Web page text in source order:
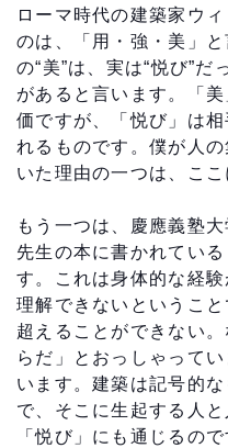
ローマ時代の建築家ウ
のは、「用・強・美」
の“美”は、実は“悦び”
があると言います。「
価ですが、「悦び」は
れるものです。僕が人
いた理由の一つは、ここ
もう一つは、慶應義塾
先生の本に書かれてい
す。これは身体的な経
理解できないというこ
超えることができない
らだ」とおっしゃって
います。建築は記号的
で、そこに生起する人
「悦び」にも通じるの